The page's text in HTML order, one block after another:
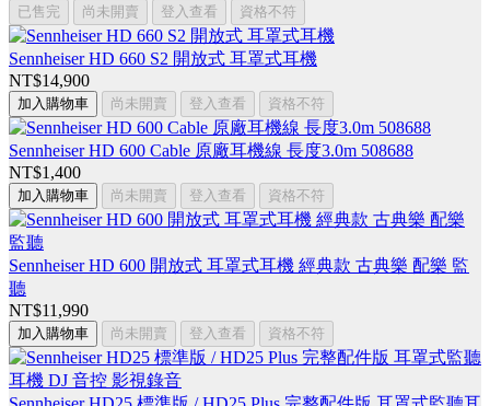
已售完 尚未開賣 登入查看 資格不符
Sennheiser HD 660 S2 開放式 耳罩式耳機
NT$14,900
加入購物車 尚未開賣 登入查看 資格不符
Sennheiser HD 600 Cable 原廠耳機線 長度3.0m 508688
NT$1,400
加入購物車 尚未開賣 登入查看 資格不符
Sennheiser HD 600 開放式 耳罩式耳機 經典款 古典樂 配樂 監
聽
NT$11,990
加入購物車 尚未開賣 登入查看 資格不符